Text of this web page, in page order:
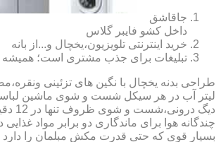
جاقاشق
داخل کشو فایبر گلاس
خرید اینترنتی تلویزیون،یخچال و...از بانه
تبلیغات برای جذب مشتری است؛ همیشه به
طراحی بدنه یخچال با نگین های تزئینی
لیتر آب در هر سیکل شست و شوی ماشین
دیگ
چندگانه هوا برای ماندگاری دو برابر مواد
بسیار قوی که حتی قدرت مکش مبلمان را